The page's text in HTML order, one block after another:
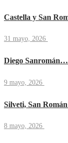
Castella y San
31 mayo, 2026
Diego
9 mayo, 2026
Silveti, San
8 mayo, 2026